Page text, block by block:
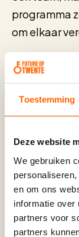
Toestemming
Deze website
We gebruiken
en om ons
informatie over
partners voor
partners
programma
om elkaar
Hoewel
een
onderling
tegen
programma
op haar plek
sparren en